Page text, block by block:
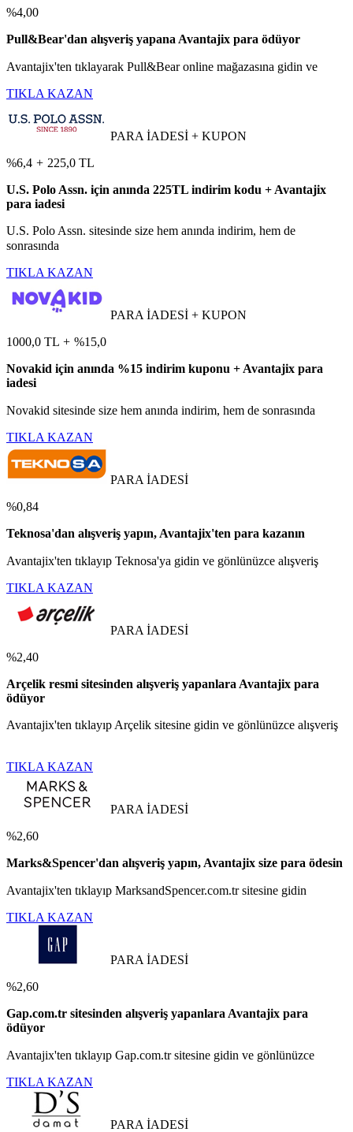
%4,00
Pull&Bear'dan alışveriş yapana Avantajix para ödüyor
Avantajix'ten tıklayarak Pull&Bear online mağazasına gidin ve
TIKLA KAZAN
PARA İADESİ + KUPON
%6,4 + 225,0 TL
U.S. Polo Assn. için anında 225TL indirim kodu + Avantajix
para iadesi
U.S. Polo Assn. sitesinde size hem anında indirim, hem de
sonrasında
TIKLA KAZAN
PARA İADESİ + KUPON
1000,0 TL + %15,0
Novakid için anında %15 indirim kuponu + Avantajix para
iadesi
Novakid sitesinde size hem anında indirim, hem de sonrasında
TIKLA KAZAN
PARA İADESİ
%0,84
Teknosa'dan alışveriş yapın, Avantajix'ten para kazanın
Avantajix'ten tıklayıp Teknosa'ya gidin ve gönlünüzce alışveriş
TIKLA KAZAN
PARA İADESİ
%2,40
Arçelik resmi sitesinden alışveriş yapanlara Avantajix para
ödüyor
Avantajix'ten tıklayıp Arçelik sitesine gidin ve gönlünüzce alışveriş
TIKLA KAZAN
PARA İADESİ
%2,60
Marks&Spencer'dan alışveriş yapın, Avantajix size para ödesin
Avantajix'ten tıklayıp MarksandSpencer.com.tr sitesine gidin
TIKLA KAZAN
PARA İADESİ
%2,60
Gap.com.tr sitesinden alışveriş yapanlara Avantajix para
ödüyor
Avantajix'ten tıklayıp Gap.com.tr sitesine gidin ve gönlünüzce
TIKLA KAZAN
PARA İADESİ